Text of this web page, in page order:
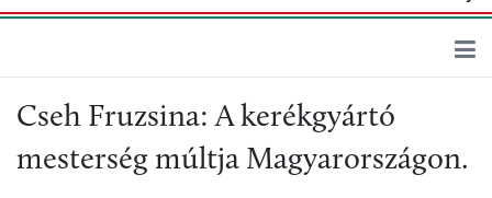
Cseh Fruzsina: A kerékgyártó
mesterség múltja Magyarországon.